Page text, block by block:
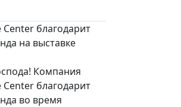
благодарит
на выставке
Компания
благодарит
во время